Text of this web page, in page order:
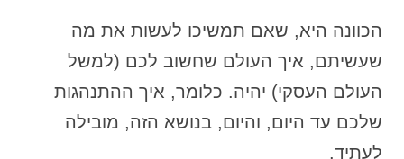
הכוונה היא, שאם תמשיכו לעשות את מה
שעשיתם, איך העולם שחשוב לכם (למשל
העולם העסקי) יהיה. כלומר, איך ההתנהגות
שלכם עד היום, והיום, בנושא הזה, מובילה
לעתיד.